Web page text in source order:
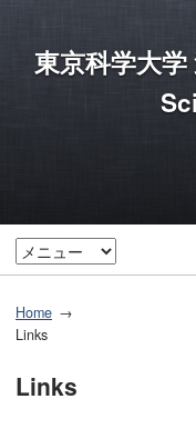
東京科学大
Home
Links
Links